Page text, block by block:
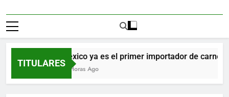
TITULARES
México ya es el primer importador de carne de
12 Horas Ago